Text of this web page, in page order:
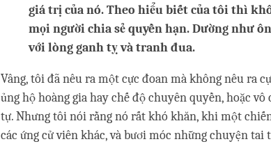
giá trị của nó. Theo hiểu biết của tôi thì
mọi người chia sẻ quyền hạn. Dường như
với lòng ganh tỵ và tranh đua.
Vâng, tôi đã nêu ra một cực đoan mà không nêu ra
ủng hộ hoàng gia hay chế độ chuyên quyền, hoặc
tự. Nhưng tôi nói rằng nó rất khó khăn, khi một
các ứng cử viên khác, và bươi móc những chuyện tai